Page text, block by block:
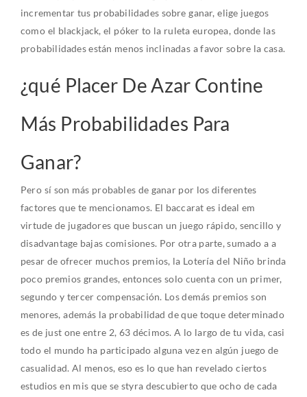
incrementar tus probabilidades sobre ganar, elige juegos
como el blackjack, el póker to la ruleta europea, donde las
probabilidades están menos inclinadas a favor sobre la casa.
¿qué Placer De Azar Contine
Más Probabilidades Para
Ganar?
Pero sí son más probables de ganar por los diferentes
factores que te mencionamos. El baccarat es ideal em
virtude de jugadores que buscan un juego rápido, sencillo y
disadvantage bajas comisiones. Por otra parte, sumado a a
pesar de ofrecer muchos premios, la Lotería del Niño brinda
poco premios grandes, entonces solo cuenta con un primer,
segundo y tercer compensación. Los demás premios son
menores, además la probabilidad de que toque determinado
es de just one entre 2, 63 décimos. A lo largo de tu vida, casi
todo el mundo ha participado alguna vez en algún juego de
casualidad. Al menos, eso es lo que han revelado ciertos
estudios en mis que se styra descubierto que ocho de cada